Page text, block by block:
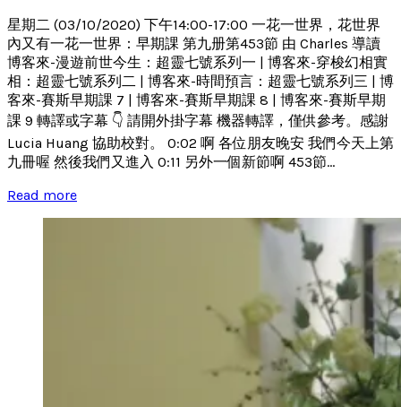
星期二 (03/10/2020) 下午14:00-17:00 一花一世界，花世界
內又有一花一世界：早期課 第九册第453節 由 Charles 導讀
博客來-漫遊前世今生：超靈七號系列一 | 博客來-穿梭幻相實
相：超靈七號系列二 | 博客來-時間預言：超靈七號系列三 | 博
客來-賽斯早期課 7 | 博客來-賽斯早期課 8 | 博客來-賽斯早期
課 9 轉譯或字幕 👇 請開外掛字幕 機器轉譯，僅供參考。感謝
Lucia Huang 協助校對。 0:02 啊 各位朋友晚安 我們今天上第
九冊喔 然後我們又進入 0:11 另外一個新節啊 453節...
Read more